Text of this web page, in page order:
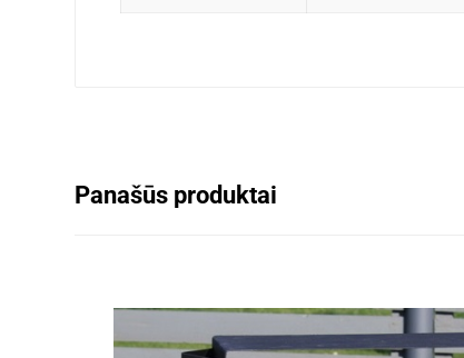
Panašūs produktai